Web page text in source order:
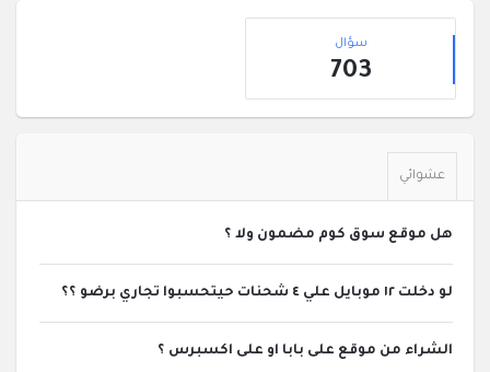
القائمة
الجانبية
إحصائيات
سؤال
703
عشوائي
هل موقع سوق كوم مضمون ولا ؟
لو دخلت ١٢ موبايل علي ٤ شحنات حيتحسبوا تجاري برضو ؟؟
الشراء من موقع على بابا او على اكسبرس ؟